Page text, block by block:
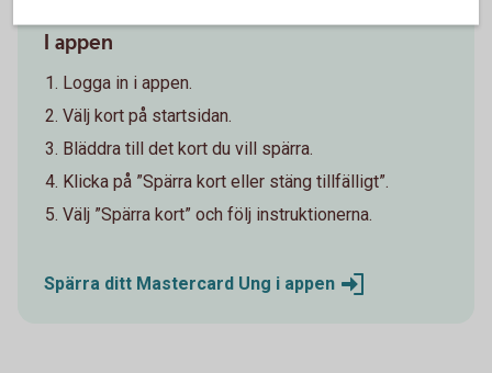
I appen
Logga in i appen.
Välj kort på startsidan.
Bläddra till det kort du vill spärra.
Klicka på ”Spärra kort eller stäng tillfälligt”.
Välj ”Spärra kort” och följ instruktionerna.
Spärra ditt Mastercard Ung i appen